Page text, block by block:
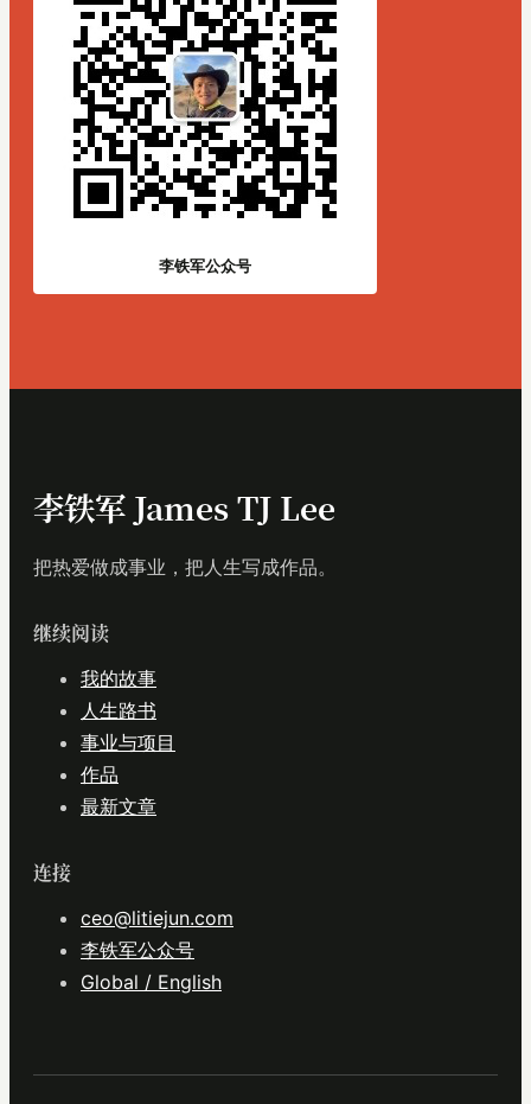
李铁军公众号
李铁军 James TJ Lee
把热爱做成事业，把人生写成作品。
继续阅读
我的故事
人生路书
事业与项目
作品
最新文章
连接
ceo@litiejun.com
李铁军公众号
Global / English